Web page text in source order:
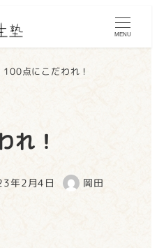
MENU
100点にこだわれ！
れ！
年2月4日
著
岡田